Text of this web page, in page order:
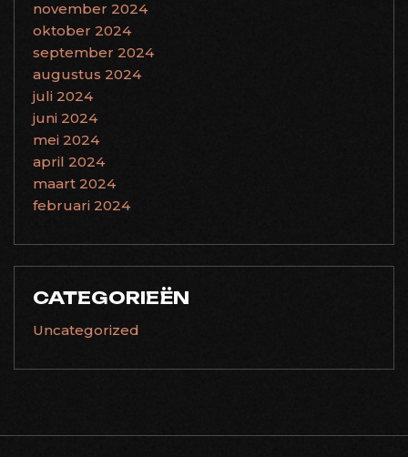
november 2024
oktober 2024
september 2024
augustus 2024
juli 2024
juni 2024
mei 2024
april 2024
maart 2024
februari 2024
CATEGORIEËN
Uncategorized